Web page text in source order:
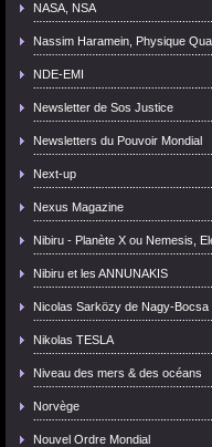
NASA, NSA
Nassim Haramein, Physique
NDE-EMI
Newsletter de Sos Justice
Newsletters du Pouvoir Mondial
Next-up
Nexus Magazine
Nibiru - Planète X ou Nemesis,
Nibiru et les ANNUNAKIS
Nicolas Sarközy de Nagy-Bocsa
Nikolas TESLA
Niveau des mers & des océans
Norvège
Nouvel Ordre Mondial